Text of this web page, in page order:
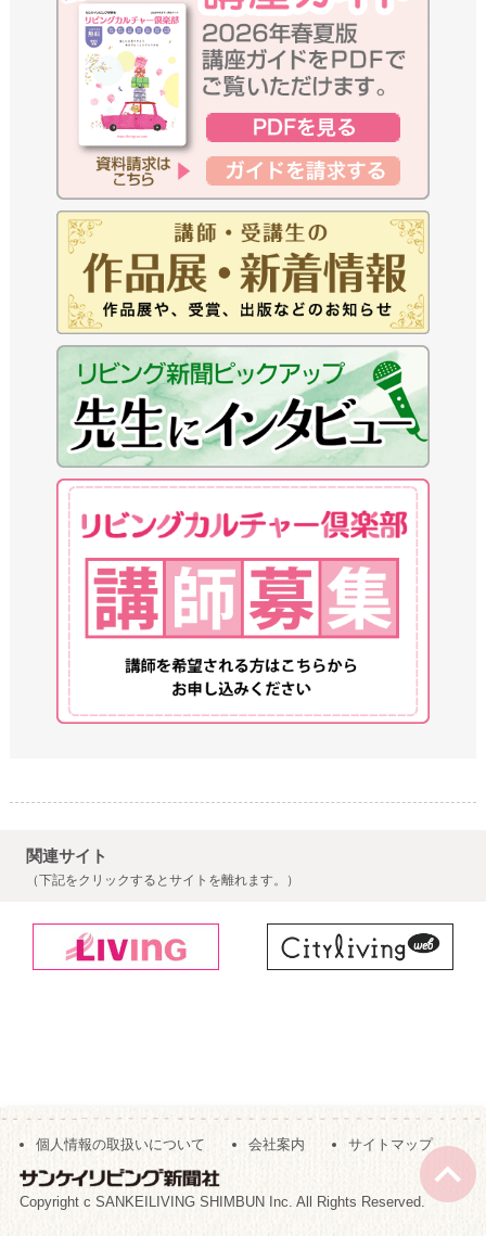
関連サイト
（下記をクリックするとサイトを離れます。）
個人情報の取扱いについて 会社案内 サイトマップ
Copyright c SANKEILIVING SHIMBUN Inc. All Rights Reserved.